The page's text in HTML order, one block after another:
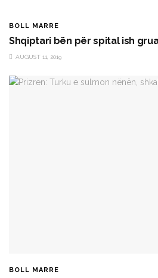
BOLL MARRE
Shqiptari bën për spital ish
AUGUST 11, 2019
BOLL MARRE